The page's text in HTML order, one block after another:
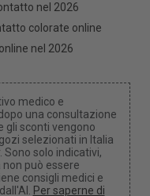
nel 2026
colorate online
nel 2026
medico e
una consultazione
gli sconti vengono
selezionati in Italia
solo indicativi,
può essere
consigli medici e
Per saperne di